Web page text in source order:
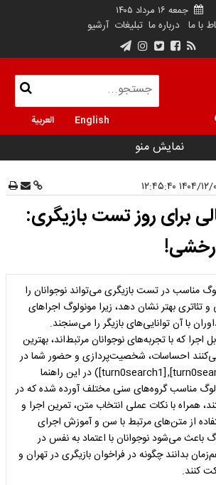
جمعه ۱۶ مرداد ۱۴۰۵
با ما درباره ما تبلیغات آرشیو
English العربية
نمایش منو
برای روز تست بازیگری:
مناسب در تست بازیگری می‌تواند نوجوانان را
تئاتری بهتر نشان دهد، زیرا مونولوگ اجراهای
با آن توانایی‌های بازیگر را می‌سنجند.
اجرا که با تجربه‌های نوجوانان مرتبط‌اند، بهترین
می‌کنند احساسات، شخصیت‌پردازی و حضور شما در
اجرا دیده شود. ([turn0search0], [turn0search1]) در این راهنما
مناسب گروه‌های سنی مختلف آورده شده که در
همراه با نکات عملی انتخاب متن، تمرین اجرا و
از متن‌های مرتبط با سن و آموزش اجرای
باعث می‌شود نوجوانان با اعتماد به نفس در
بدانند چگونه در فراخوان بازیگری در تهران و
کنند.